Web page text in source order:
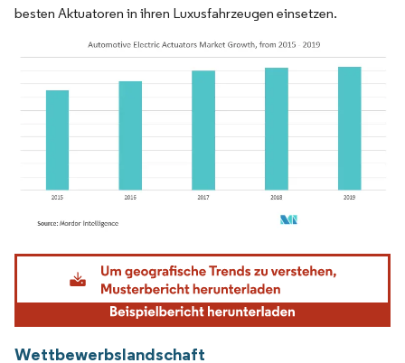
besten Aktuatoren in ihren Luxusfahrzeugen einsetzen.
Bild © Mordor Intelligence. Wiederverwendung erfordert Namensnennung gemäß
Wettbewerbslandschaft